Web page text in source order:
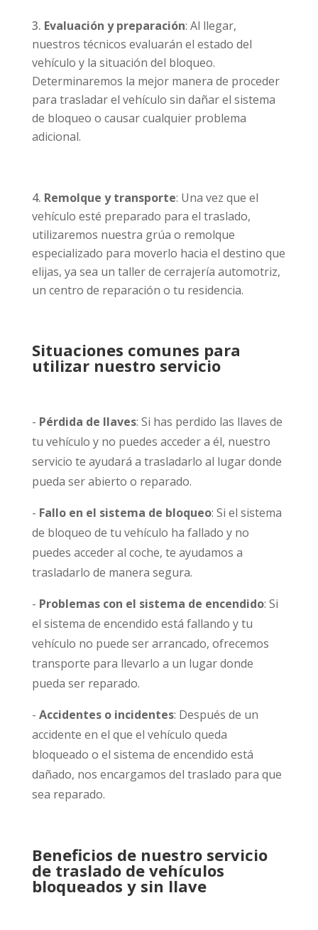
Evaluación y preparación: Al llegar,
nuestros técnicos evaluarán el estado del
vehículo y la situación del bloqueo.
Determinaremos la mejor manera de proceder
para trasladar el vehículo sin dañar el sistema
de bloqueo o causar cualquier problema
adicional.
Remolque y transporte: Una vez que el
vehículo esté preparado para el traslado,
utilizaremos nuestra grúa o remolque
especializado para moverlo hacia el destino que
elijas, ya sea un taller de cerrajería automotriz,
un centro de reparación o tu residencia.
Situaciones comunes para
utilizar nuestro servicio
- Pérdida de llaves: Si has perdido las llaves de
tu vehículo y no puedes acceder a él, nuestro
servicio te ayudará a trasladarlo al lugar donde
pueda ser abierto o reparado.
- Fallo en el sistema de bloqueo: Si el sistema
de bloqueo de tu vehículo ha fallado y no
puedes acceder al coche, te ayudamos a
trasladarlo de manera segura.
- Problemas con el sistema de encendido: Si
el sistema de encendido está fallando y tu
vehículo no puede ser arrancado, ofrecemos
transporte para llevarlo a un lugar donde
pueda ser reparado.
- Accidentes o incidentes: Después de un
accidente en el que el vehículo queda
bloqueado o el sistema de encendido está
dañado, nos encargamos del traslado para que
sea reparado.
Beneficios de nuestro servicio
de traslado de vehículos
bloqueados y sin llave